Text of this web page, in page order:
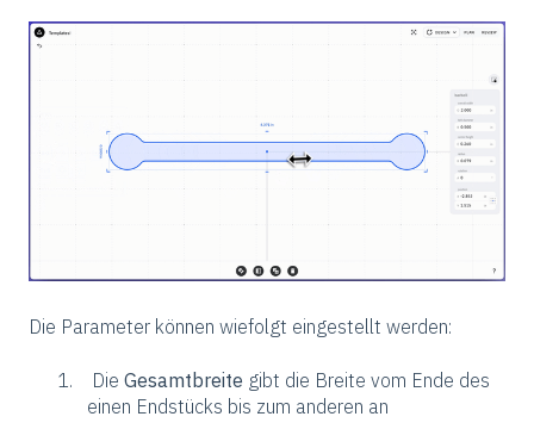
Die Parameter können wiefolgt eingestellt werden:
Die Gesamtbreite gibt die Breite vom Ende des
einen Endstücks bis zum anderen an